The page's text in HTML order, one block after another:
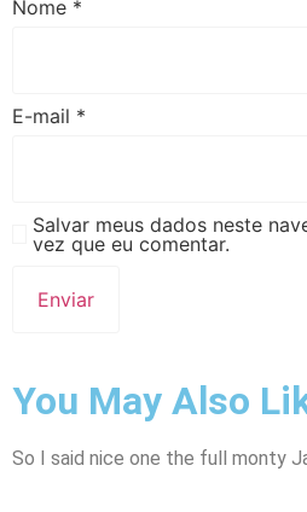
Nome *
E-mail *
Salvar meus dados neste
vez que eu comentar.
You May Also
So I said nice one the full monty